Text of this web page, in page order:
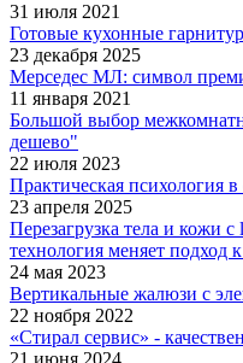
31 июля 2021
Готовые кухонные
23 декабря 2025
Мерседес МЛ: символ
11 января 2021
Большой выбор
дешево"
22 июля 2023
Практическая психология
23 апреля 2025
Перезагрузка тела и кожи
технология меняет подход
24 мая 2023
Вертикальные жалюзи с
22 ноября 2022
«Стирал сервис» -